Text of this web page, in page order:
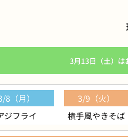
3月13日（土）は
8（月）
ジフライ
3/9（火）
横手風やきそば